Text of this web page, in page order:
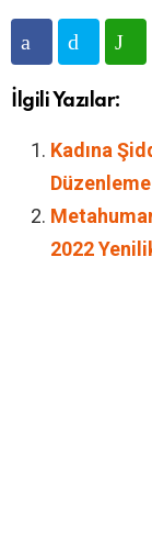
İlgili Yazılar:
Kadına
Düzenleme
2022